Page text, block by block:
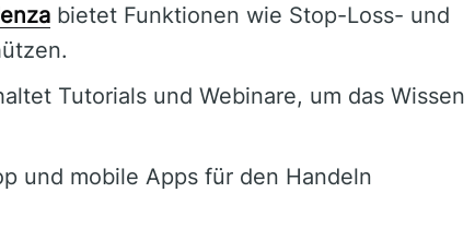
bietet Funktionen wie Stop-Loss- und
Tutorials und Webinare, um das Wissen
und mobile Apps für den Handeln